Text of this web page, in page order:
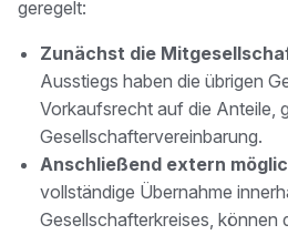
geregelt:
Zunächst die
Ausstiegs haben die übrigen
Vorkaufsrecht auf die Anteile,
Gesellschaftervereinbarung.
Anschließend extern
vollständige Übernahme
Gesellschafterkreises, können